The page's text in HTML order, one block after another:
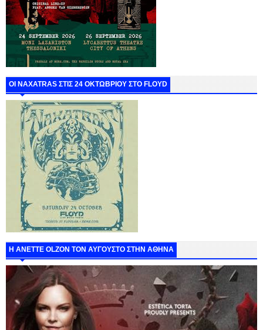
ΟΙ NAXATRAS ΣΤΙΣ 24 ΟΚΤΩΒΡΙΟΥ ΣΤΟ FLOYD
Η ANETTE OLZON ΤΟΝ ΑΥΓΟΥΣΤΟ ΣΤΗΝ ΑΘΗΝΑ